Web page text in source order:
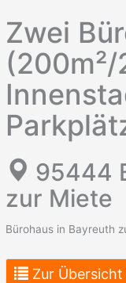
Zwei
(200m²/
95444
zur Miete
Bürohaus in Bayreuth
Zur Übersicht